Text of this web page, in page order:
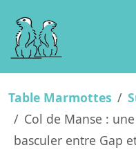
Table Marmottes
Col de Manse :
basculer entre Gap